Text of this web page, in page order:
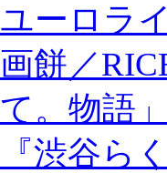
ユーロラ
画餅／
て。物語」
『渋谷ら